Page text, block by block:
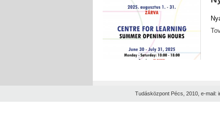
Tudásközpont Pécs, 2010, e-mail: